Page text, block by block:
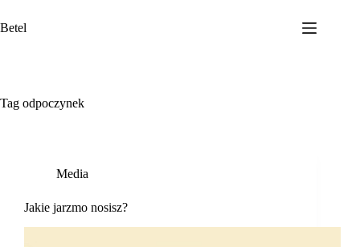
do
treści
Betel
Tag odpoczynek
Media
Jakie jarzmo nosisz?